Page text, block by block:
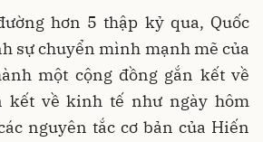
hơn 5 thập kỷ qua, Quốc
sự chuyển mình mạnh mẽ của
một cộng đồng gắn kết về
về kinh tế như ngày hôm
nguyên tắc cơ bản của Hiến